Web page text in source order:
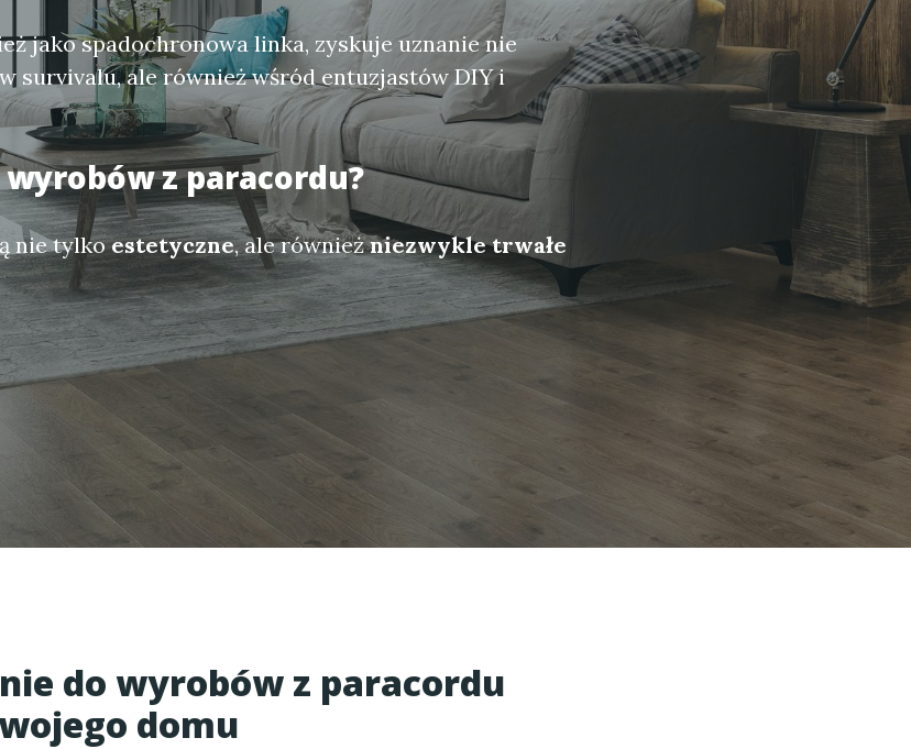
jako spadochronowa linka, zyskuje uznanie nie
survivalu, ale również wśród entuzjastów DIY i
z paracordu?
nie tylkoestetyczne, ale równieżniezwykle trwałe
do wyrobów z paracordu
domu